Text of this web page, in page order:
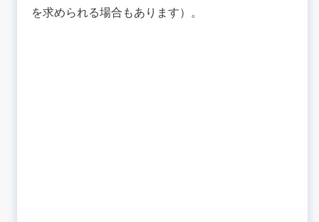
を求められる場合もあります）。